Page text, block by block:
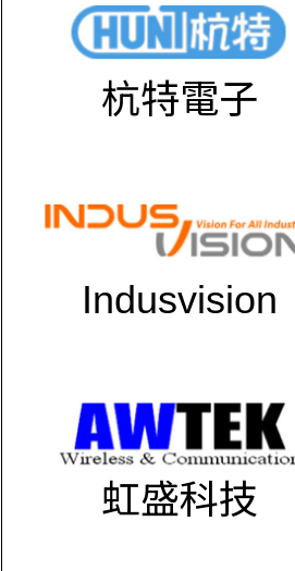
杭特電子
Indusvision
虹盛科技